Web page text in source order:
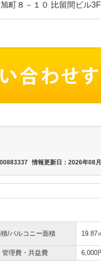
町８－１０ 比留間ビル3F
情報更新日：2026年08
/バルコニー面積 19.87
管理費・共益費
6,000